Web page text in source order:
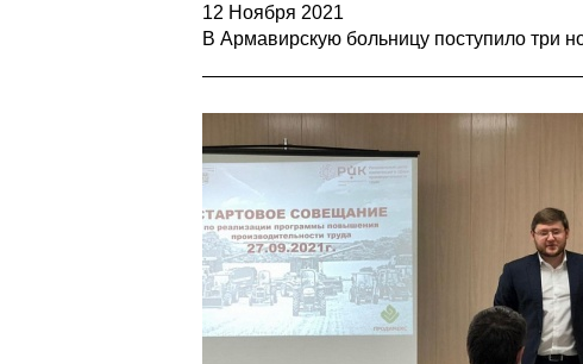
12 Ноября 2021
В Армавирскую больницу поступило три